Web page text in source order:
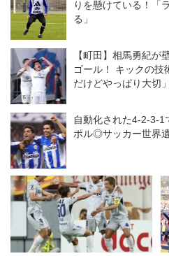
りを懸けている！「
る」
【町田】相馬勇紀が
ゴール！ キックの技
だけどやっぱり大切
自動化された4-2-3-1
ポル◎サッカー世界